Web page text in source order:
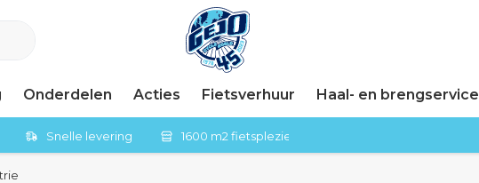
Onderdelen Acties Fietsverhuur Haal- en brengservice
Snelle levering 1600 m2 fietsplezier in Tiel